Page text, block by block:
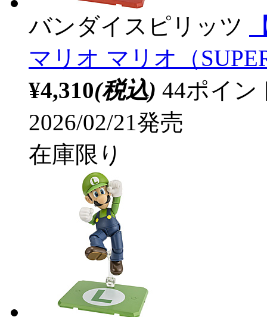
バンダイスピリッツ
マリオ マリオ（
¥4,310(税込) 44ポイ
2026/02/21発売
在庫限り